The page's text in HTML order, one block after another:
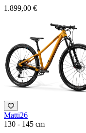
1.899,00 €
Matti26
130 - 145 cm